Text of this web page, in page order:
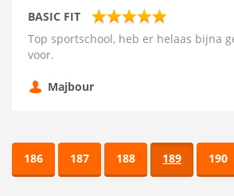
BASIC FIT
Top sportschool, heb er helaas bijna
voor.
Majbour
186 187 188 189 190